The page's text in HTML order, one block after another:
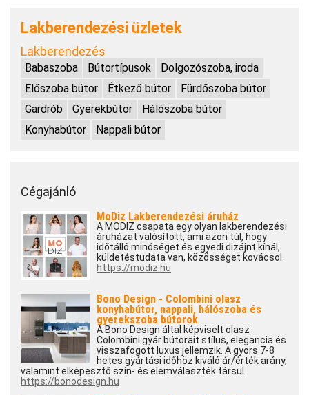
Lakberendezési üzletek
Lakberendezés
Babaszoba Bútortípusok
Dolgozószoba, iroda
Előszoba bútor
Étkező bútor
Fürdőszoba bútor
Gardrób
Gyerekbútor
Hálószoba bútor
Konyhabútor
Nappali bútor
Cégajánló
MoDiz Lakberendezési áruház
A MODIZ csapata egy olyan lakberendezési
áruházat valósított, ami azon túl, hogy
időtálló minőséget és egyedi dizájnt kínál,
küldetéstudata van, közösséget kovácsol.
https://modiz.hu
Bono Design - Colombini olasz
konyhabútor, nappali, hálószoba és
gyerekszoba bútorok
A Bono Design által képviselt olasz
Colombini gyár bútorait stílus, elegancia és
visszafogott luxus jellemzik. A gyors 7-8
hetes gyártási időhöz kiváló ár/érték arány,
valamint elképesztő szín- és elemválaszték társul.
https://bonodesign.hu